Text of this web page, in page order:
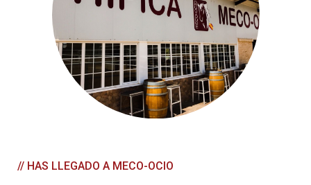
// HAS LLEGADO A MECO-OCIO